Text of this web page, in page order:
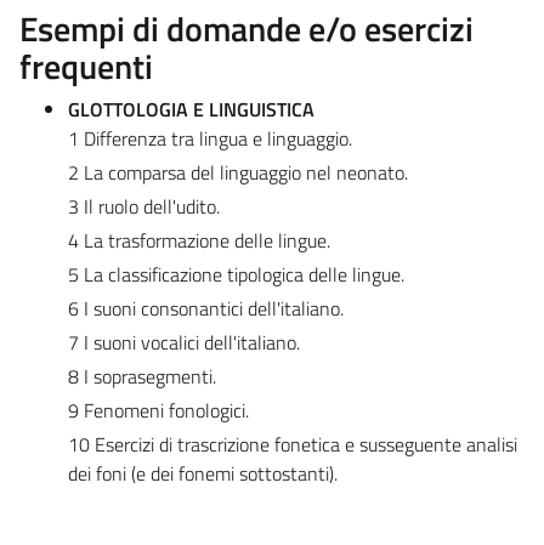
Esempi di domande e/o esercizi
frequenti
GLOTTOLOGIA E LINGUISTICA
1 Differenza tra lingua e linguaggio.
2 La comparsa del linguaggio nel neonato.
3 Il ruolo dell'udito.
4 La trasformazione delle lingue.
5 La classificazione tipologica delle lingue.
6 I suoni consonantici dell'italiano.
7 I suoni vocalici dell'italiano.
8 I soprasegmenti.
9 Fenomeni fonologici.
10 Esercizi di trascrizione fonetica e susseguente analisi
dei foni (e dei fonemi sottostanti).